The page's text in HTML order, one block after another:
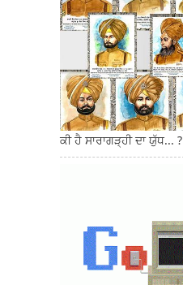
ਕੀ ਹੈ ਸਾਰਾਗੜ੍ਹੀ ਦਾ ਯੁੱਧ... ?